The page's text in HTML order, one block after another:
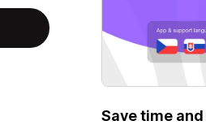
Save time